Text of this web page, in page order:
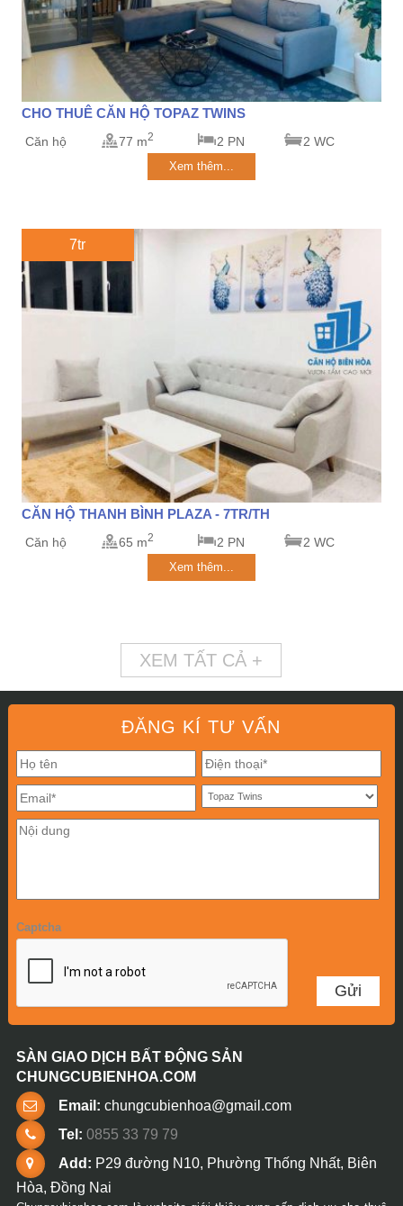
CHO THUÊ CĂN HỘ TOPAZ TWINS
Căn hộ 77 m2 2 PN 2 WC
Xem thêm...
7tr
CĂN HỘ THANH BÌNH PLAZA - 7TR/TH
Căn hộ 65 m2 2 PN 2 WC
Xem thêm...
XEM TẤT CẢ +
ĐĂNG KÍ TƯ VẤN
Captcha
SÀN GIAO DỊCH BẤT ĐỘNG SẢN
CHUNGCUBIENHOA.COM
Email: chungcubienhoa@gmail.com
Tel: 0855 33 79 79
Add: P29 đường N10, Phường Thống Nhất, Biên
Hòa, Đồng Nai